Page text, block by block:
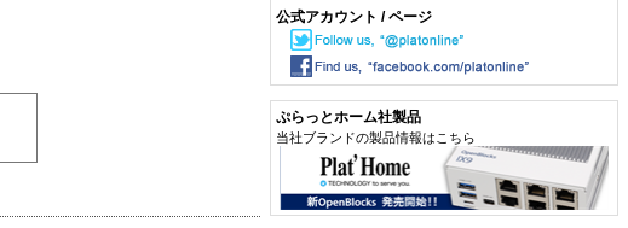
公式アカウント / ページ
ぷらっとホーム社製品
当社ブランドの製品情報はこちら